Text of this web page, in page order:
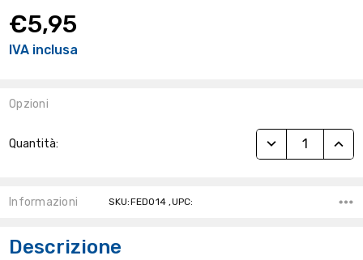
€5,95
IVA inclusa
Opzioni
Attuale:
Quantità: RIDUCI
Informazioni SKU:FED014 ,UPC:
Descrizione